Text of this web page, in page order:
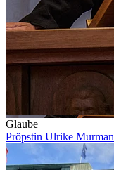
Glaube
Pröpstin Ulrike